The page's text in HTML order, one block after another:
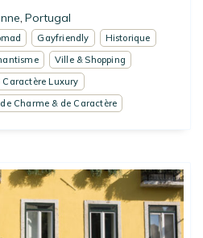
, Portugal
Gayfriendly
Historique
Ville & Shopping
Caractère Luxury
Charme & de Caractère